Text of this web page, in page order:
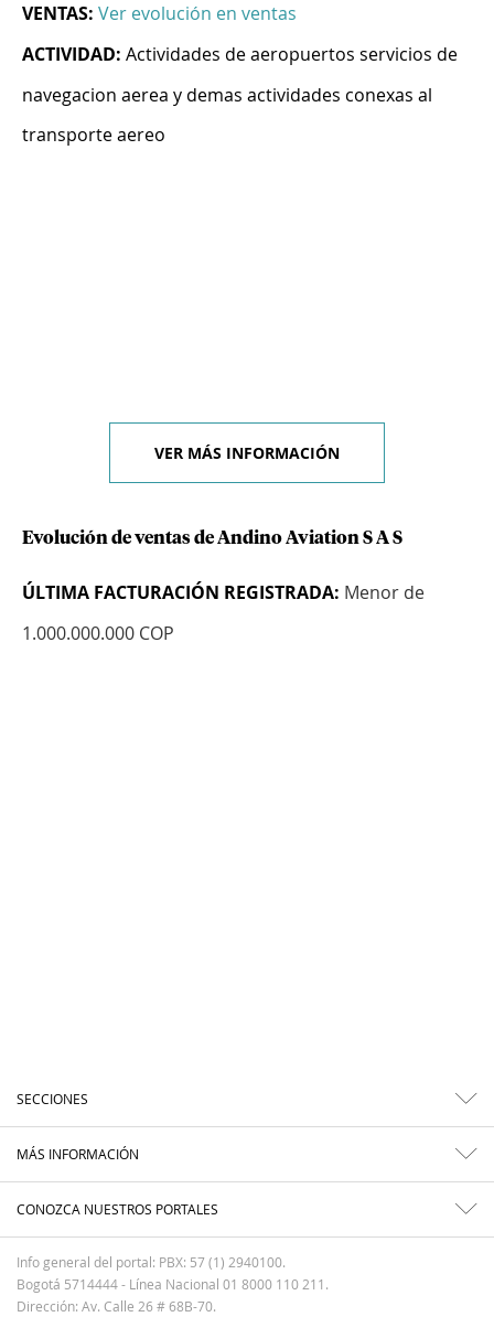
VENTAS: Ver evolución en ventas
ACTIVIDAD: Actividades de aeropuertos servicios de
navegacion aerea y demas actividades conexas al
transporte aereo
VER MÁS INFORMACIÓN
Evolución de ventas de Andino Aviation S A S
ÚLTIMA FACTURACIÓN REGISTRADA: Menor de
1.000.000.000 COP
SECCIONES
MÁS INFORMACIÓN
CONOZCA NUESTROS PORTALES
Info general del portal: PBX: 57 (1) 2940100.
Bogotá 5714444 - Línea Nacional 01 8000 110 211.
Dirección: Av. Calle 26 # 68B-70.